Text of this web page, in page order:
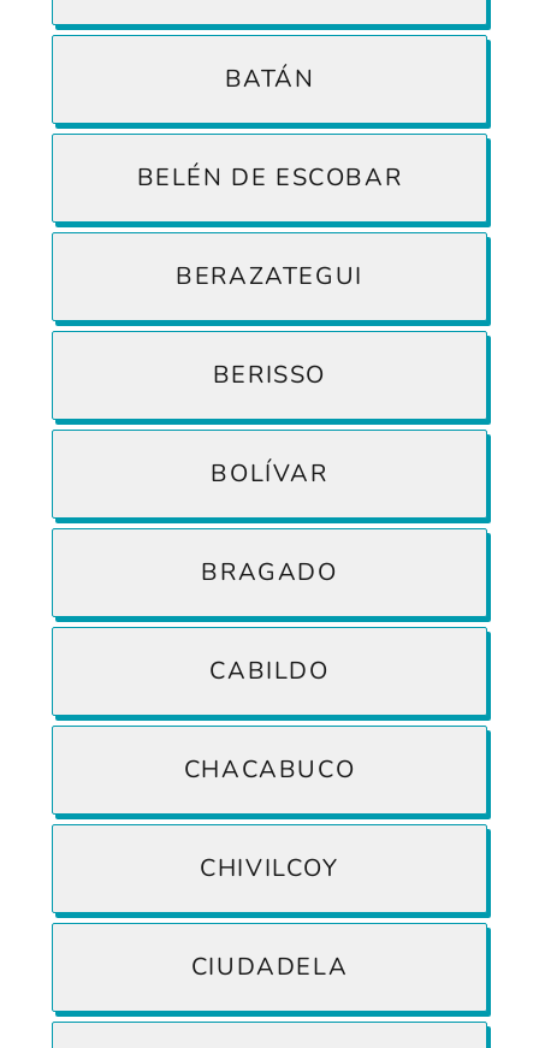
BATÁN
BELÉN DE ESCOBAR
BERAZATEGUI
BERISSO
BOLÍVAR
BRAGADO
CABILDO
CHACABUCO
CHIVILCOY
CIUDADELA